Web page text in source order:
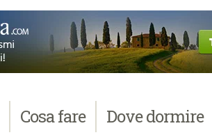
Cosafare Dovedormire